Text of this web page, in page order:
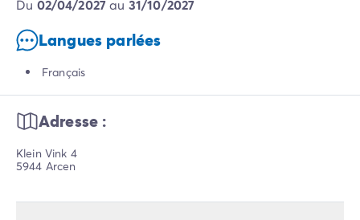
du 02/04/2027au 31/10/2027
Langues parlées
Français
Adresse :
Klein Vink 4
5944 Arcen